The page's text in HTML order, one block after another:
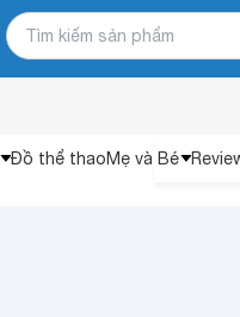
Đồ thể thaoMẹ và Bé